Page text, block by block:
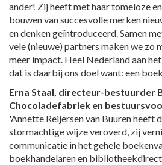
ander! Zij heeft met haar tomeloze
bouwen van succesvolle merken
en denken geïntroduceerd. Samen
vele (nieuwe) partners maken we zo
meer impact. Heel Nederland aan
dat is daarbij ons doel want: een
Erna Staal, directeur-bestuurder
Chocoladefabriek en
'Annette Reijersen van Buuren heeft
stormachtige wijze veroverd, zij
communicatie in het gehele
boekhandelaren en